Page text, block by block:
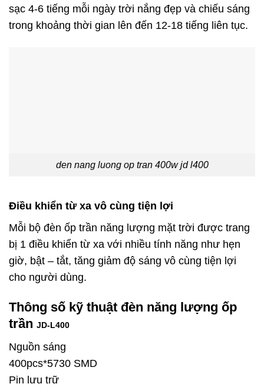
sạc 4-6 tiếng mỗi ngày trời nắng đẹp và chiếu sáng
trong khoảng thời gian lên đến 12-18 tiếng liên tục.
den nang luong op tran 400w jd l400
Điều khiển từ xa vô cùng tiện lợi
Mỗi bộ đèn ốp trần năng lượng mặt trời được trang
bị 1 điều khiển từ xa với nhiều tính năng như hẹn
giờ, bật – tắt, tăng giảm độ sáng vô cùng tiện lợi
cho người dùng.
Thông số kỹ thuật đèn năng lượng ốp
trần JD-L400
Nguồn sáng
400pcs*5730 SMD
Pin lưu trữ